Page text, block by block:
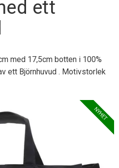
ett
med 17,5cm botten i 100%
ett Björnhuvud . Motivstorlek
NYHET